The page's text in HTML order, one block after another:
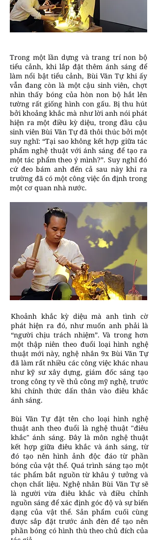
Trong một lần dựng và trang trí non bộ
tiểu cảnh, khi lắp đặt thêm ánh sáng để
làm nổi bật tiểu cảnh, Bùi Văn Tự khi ấy
vẫn đang còn là một cậu sinh viên, chợt
nhìn thấy bóng của hòn non bộ hắt lên
tường rất giống hình con gấu. Bị thu hút
bởi khoảng khắc mà như lời anh nói phát
hiện ra một điều kỳ diệu, trong đầu cậu
sinh viên Bùi Văn Tự đã thôi thúc bởi một
suy nghĩ: “Tại sao không kết hợp giữa tác
phẩm nghệ thuật với ánh sáng để tạo ra
một tác phẩm theo ý mình?”. Suy nghĩ đó
cứ đeo bám anh đến cả sau này khi ra
trường đã có một công việc ổn định trong
một cơ quan nhà nước.
Khoảnh khắc kỳ diệu mà anh tình cờ
phát hiện ra đó, như muốn anh phải là
“người chịu trách nhiệm”. Và trong hơn
một thập niên theo đuổi loại hình nghệ
thuật mới này, nghệ nhân 9x Bùi Văn Tự
đã làm rất nhiều các công việc khác nhau
như kỹ sư xây dựng, giám đốc sáng tạo
trong công ty về thủ công mỹ nghệ, trước
khi chính thức dấn thân vào điêu khắc
ánh sáng.
Bùi Văn Tự đặt tên cho loại hình nghệ
thuật anh theo đuổi là nghệ thuật "điêu
khắc" ánh sáng. Đây là môn nghệ thuật
kết hợp giữa điêu khắc và ánh sáng, từ
đó tạo nên hình ảnh độc đáo từ phần
bóng của vật thể. Quá trình sáng tạo một
tác phẩm bắt nguồn từ khâu ý tưởng và
chọn chất liệu. Nghệ nhân Bùi Văn Tự sẽ
là người vừa điêu khắc và điều chỉnh
nguồn sáng để xác định góc độ và sự biến
dạng của vật thể. Sản phẩm cuối cùng
được sắp đặt trước ánh đèn để tạo nên
phần bóng có hình thù theo chủ đích của